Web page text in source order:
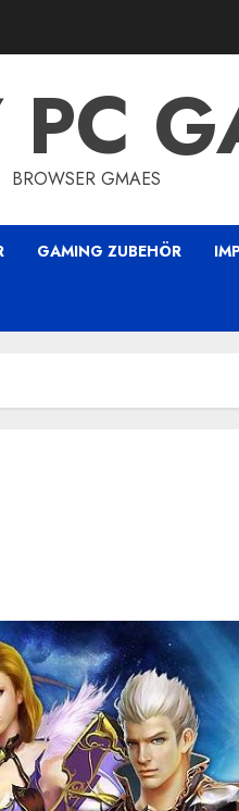
BROWSER GMAES
GAMING ZUBEHÖR